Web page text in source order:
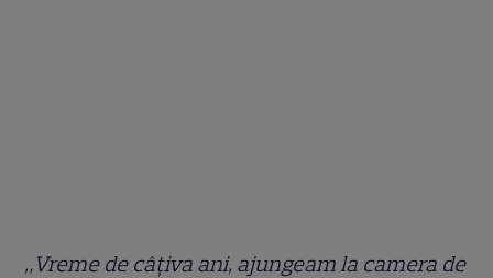
„Vreme de câțiva ani, ajungeam la camera de